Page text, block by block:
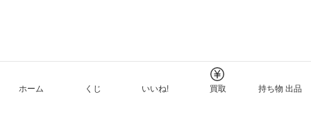
ホーム くじ いいね! 買取 持ち物 出品